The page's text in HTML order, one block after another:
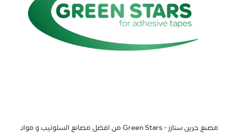
مصنع جرين ستارز - Green Stars من افضل مصانع السلوتيب و مواد